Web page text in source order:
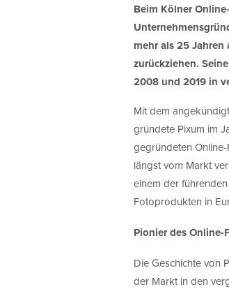
Beim Kölner
mehr als 25
zurückziehen.
2008 und 2019 in
Mit dem
gründete Pixum im
gegründeten
längst vom Markt
einem der
Fotoprodukten in
Pionier des Online-
Die Geschichte von
der Markt in den